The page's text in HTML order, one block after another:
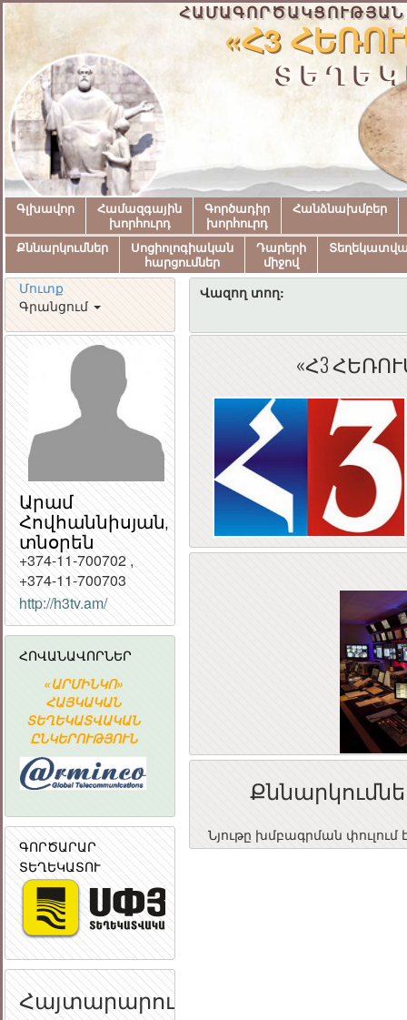
«Հ3
Գլխավոր
Համազգային
խորհուրդ
Գործադիր
խորհուրդ
Հանձնախմբեր
Քննարկումներ
Սոցիոլոգիական
հարցումներ
Դարերի
միջով
Մուտք
Գրանցում
Վազող տող:
Արամ
Հովհաննիսյան,
տնօրեն
+374-11-700702 ,
+374-11-700703
http://h3tv.am/
ՀՈՎԱՆԱՎՈՐՆԵՐ
«ԱՐՄԻՆԿՈ»
ՀԱՅԿԱԿԱՆ
ՏԵՂԵԿԱՏՎԱԿԱՆ
ԸՆԿԵՐՈՒԹՅՈՒՆ
ցանց
ԳՈՐԾԱՐԱՐ
ՏԵՂԵԿԱՏՈՒ
Հայտարարություն
«Հ3
Նյութը խմբագրման փուլում է
ՀԱՆՐԱՅԻՆ
ԽՈՐՀՈՒՐԴ